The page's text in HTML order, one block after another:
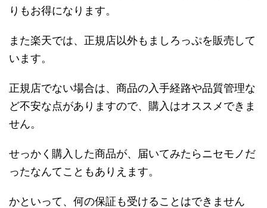
りもお得になります。
また楽天では、正規店以外もましろっぷを販売して
います。
正規店でない場合は、商品の入手経路や品質管理な
ど不安な点がありますので、購入はオススメできま
せん。
せっかく購入した商品が、届いてみたらニセモノだ
ったなんてこともありえます。
かといって、何の保証も受けることはできません